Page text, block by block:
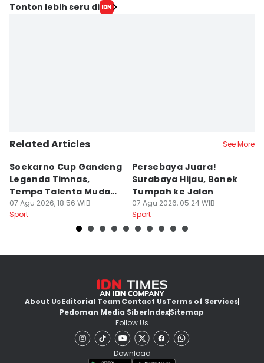
Tonton lebih seru di
Related Articles See More
Soekarno Cup Gandeng
Legenda Timnas,
Tempa Talenta Muda
Sepak Bola Indonesia
07 Agu 2026, 18:56 WIB
Sport
Persebaya Juara!
Surabaya Hijau, Bonek
Tumpah ke Jalan
07 Agu 2026, 05:24 WIB
Sport
About UsEditorial TeamContact UsTerms of Services
Pedoman Media SiberIndexSitemap
Follow Us
Download